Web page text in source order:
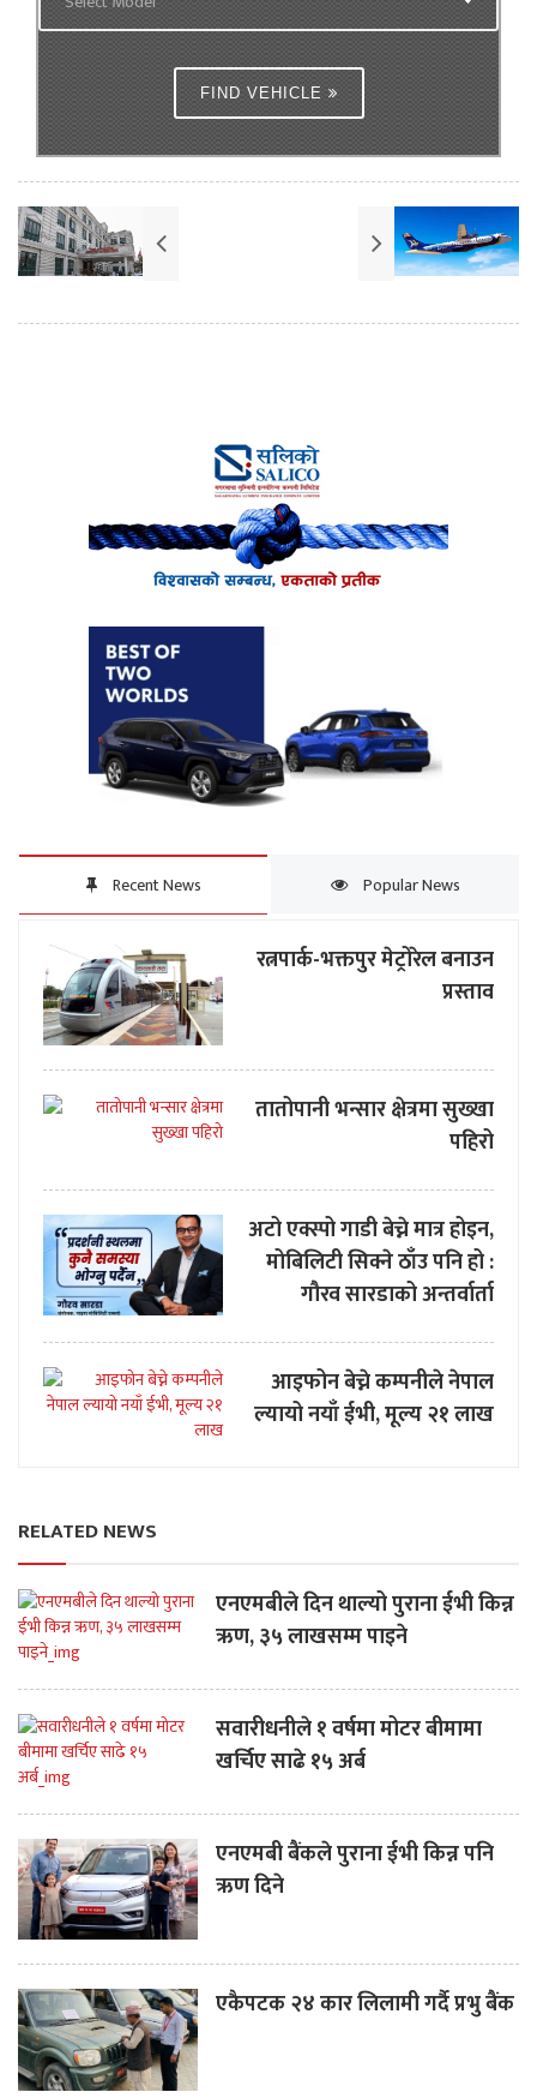
FIND VEHICLE
Recent News Popular News
रत्नपार्क-भक्तपुर मेट्रोरेल बनाउन
प्रस्ताव
तातोपानी भन्सार क्षेत्रमा सुख्खा
पहिरो
अटो एक्स्पो गाडी बेच्ने मात्र होइन,
मोबिलिटी सिक्ने ठाँउ पनि हो :
गौरव सारडाको अन्तर्वार्ता
आइफोन बेच्ने कम्पनीले नेपाल
ल्यायो नयाँ ईभी, मूल्य २१ लाख
RELATED NEWS
एनएमबीले दिन थाल्यो पुराना ईभी किन्न
ऋण, ३५ लाखसम्म पाइने
सवारीधनीले १ वर्षमा मोटर बीमामा
खर्चिए साढे १५ अर्ब
एनएमबी बैंकले पुराना ईभी किन्न पनि
ऋण दिने
एकैपटक २४ कार लिलामी गर्दै प्रभु बैंक